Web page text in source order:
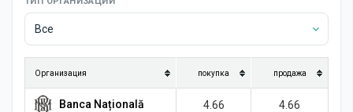
Все
Организация покупка продажа
Banca Națională 4.66 4.66